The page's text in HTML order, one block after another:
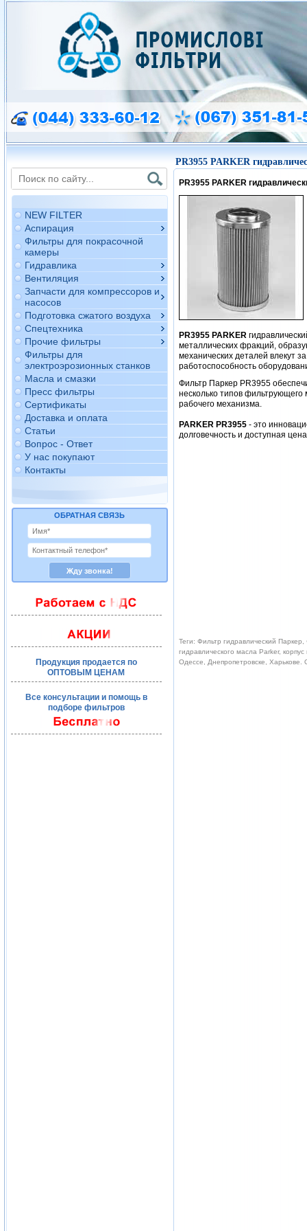
NEW FILTER
Аспирация
Фильтры для покрасочной
камеры
Гидравлика
Вентиляция
Запчасти для компрессоров и
насосов
Подготовка сжатого воздуха
Спецтехника
Прочие фильтры
Фильтры для
электроэрозионных станков
Масла и смазки
Пресс фильтры
Сертификаты
Доставка и оплата
Статьи
Вопрос - Ответ
У нас покупают
Контакты
ОБРАТНАЯ СВЯЗЬ
Продукция продается по
ОПТОВЫМ ЦЕНАМ
Все консультации и помощь в
подборе фильтров
PR3955 PARKER
PR3955 PARKER
PR3955 PARKER
металлических фракций,
механических деталей влекут
работоспособность
Фильтр Паркер PR3955
несколько типов фильтрующего
рабочего механизма.
PARKER PR3955- это
долговечность и доступная
Теги: Фильтр гидравлический
гидравлического масла Parker,
Одессе, Днепропетровске,